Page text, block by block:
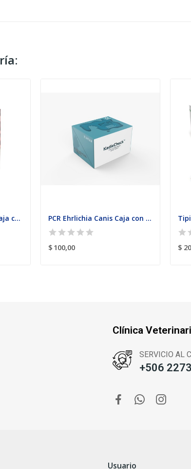
Urit Tubos de Tinción Caja con 50 Tubos PCR Ehrlichia Canis Caja con 4 pruebas
$ 100,00 $
Clínica
SERVICIO AL
+506
Usuario